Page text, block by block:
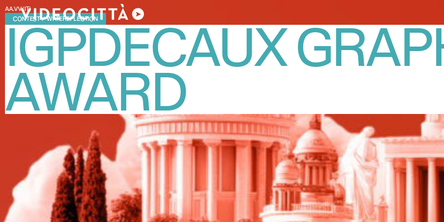
AA.VV.(IT)
CONTEST/WATEREFLECTION
IGPDECAUX
AWARD